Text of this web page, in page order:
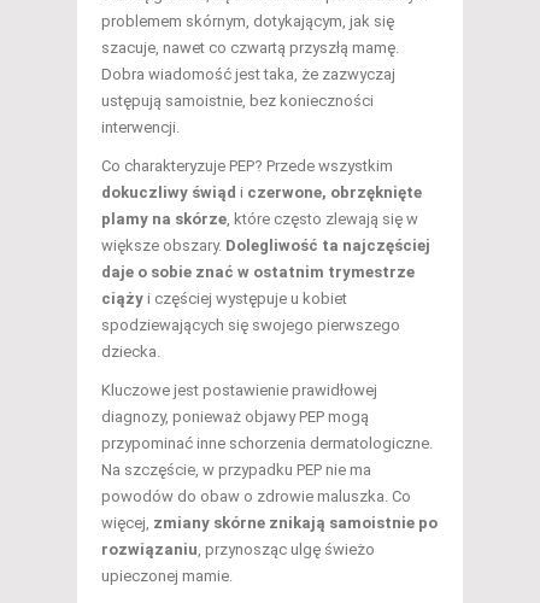
problemem skórnym, dotykającym, jak się
szacuje, nawet co czwartą przyszłą mamę.
Dobra wiadomość jest taka, że zazwyczaj
ustępują samoistnie, bez konieczności
interwencji.
Co charakteryzuje PEP? Przede wszystkim
dokuczliwy świąd i czerwone, obrzęknięte
plamy na skórze, które często zlewają się w
większe obszary. Dolegliwość ta najczęściej
daje o sobie znać w ostatnim trymestrze
ciąży i częściej występuje u kobiet
spodziewających się swojego pierwszego
dziecka.
Kluczowe jest postawienie prawidłowej
diagnozy, ponieważ objawy PEP mogą
przypominać inne schorzenia dermatologiczne.
Na szczęście, w przypadku PEP nie ma
powodów do obaw o zdrowie maluszka. Co
więcej, zmiany skórne znikają samoistnie po
rozwiązaniu, przynosząc ulgę świeżo
upieczonej mamie.